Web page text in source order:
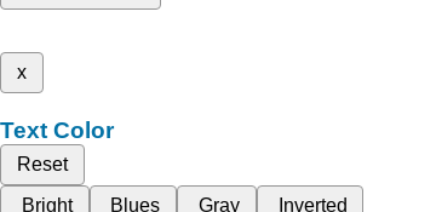
x
Text Color
Reset
Bright
Blues Gray Inverted